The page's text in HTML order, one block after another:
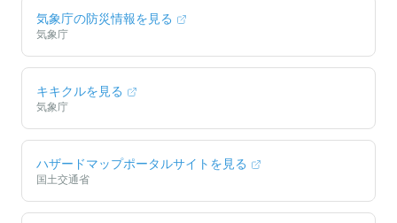
気象庁の防災情報を見る
気象庁
キキクルを見る
気象庁
ハザードマップポータルサイトを見る
国土交通省